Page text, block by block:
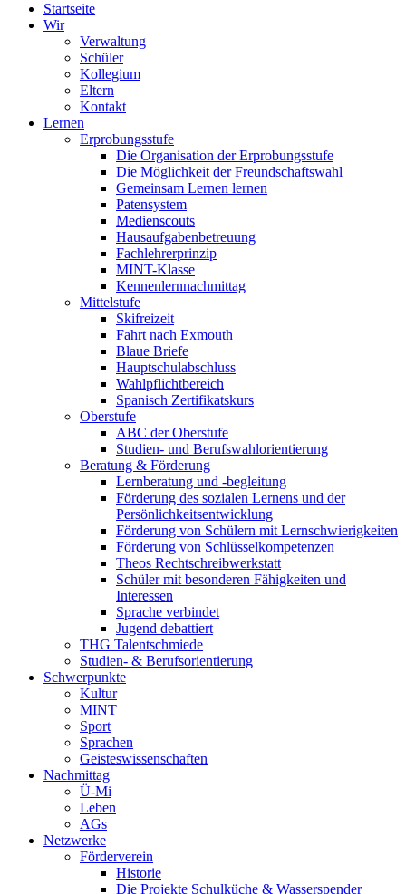
Startseite
Wir
Verwaltung
Schüler
Kollegium
Eltern
Kontakt
Lernen
Erprobungsstufe
Die Organisation der Erprobungsstufe
Die Möglichkeit der Freundschaftswahl
Gemeinsam Lernen lernen
Patensystem
Medienscouts
Hausaufgabenbetreuung
Fachlehrerprinzip
MINT-Klasse
Kennenlernnachmittag
Mittelstufe
Skifreizeit
Fahrt nach Exmouth
Blaue Briefe
Hauptschulabschluss
Wahlpflichtbereich
Spanisch Zertifikatskurs
Oberstufe
ABC der Oberstufe
Studien- und Berufswahlorientierung
Beratung & Förderung
Lernberatung und -begleitung
Förderung des sozialen Lernens und der
Persönlichkeitsentwicklung
Förderung von Schülern mit Lernschwierigkeiten
Förderung von Schlüsselkompetenzen
Theos Rechtschreibwerkstatt
Schüler mit besonderen Fähigkeiten und
Interessen
Sprache verbindet
Jugend debattiert
THG Talentschmiede
Studien- & Berufsorientierung
Schwerpunkte
Kultur
MINT
Sport
Sprachen
Geisteswissenschaften
Nachmittag
Ü-Mi
Leben
AGs
Netzwerke
Förderverein
Historie
Die Projekte Schulküche & Wasserspender